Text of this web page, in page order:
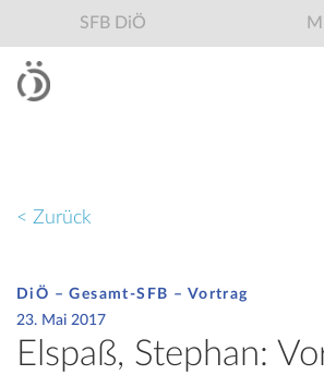
SFB DiÖ
< Zurück
DiÖ – Gesamt-SFB – Vortrag
23. Mai 2017
Elspaß, Stephan: